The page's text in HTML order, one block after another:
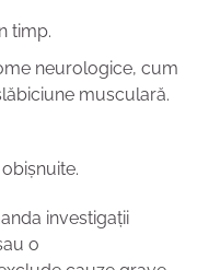
timp.
neurologice, cum
musculară.
investigații
o